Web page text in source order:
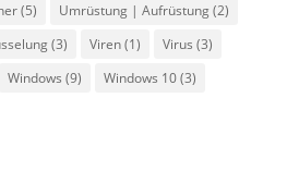
(5) Umrüstung | Aufrüstung(2)
(3) Viren(1) Virus (3)
Windows (9) Windows 10(3)